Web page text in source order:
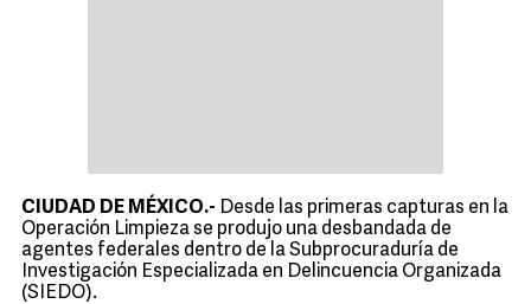
CIUDAD DE MÉXICO.- Desde las primeras capturas en la
Operación Limpieza se produjo una desbandada de
agentes federales dentro de la Subprocuraduría de
Investigación Especializada en Delincuencia Organizada
(SIEDO).